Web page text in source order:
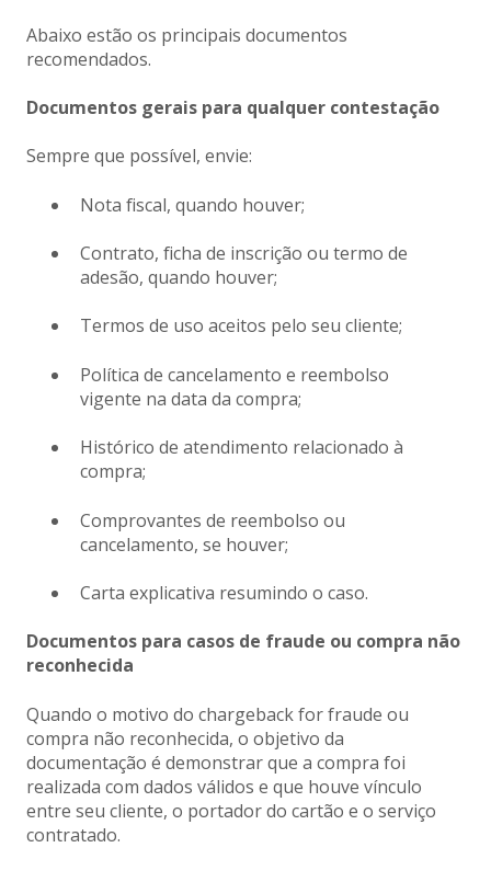
Abaixo estão os principais documentos
recomendados.
Documentos gerais para qualquer contestação
Sempre que possível, envie:
Nota fiscal, quando houver;
Contrato, ficha de inscrição ou termo de
adesão, quando houver;
Termos de uso aceitos pelo seu cliente;
Política de cancelamento e reembolso
vigente na data da compra;
Histórico de atendimento relacionado à
compra;
Comprovantes de reembolso ou
cancelamento, se houver;
Carta explicativa resumindo o caso.
Documentos para casos de fraude ou compra não
reconhecida
Quando o motivo do chargeback for fraude ou
compra não reconhecida, o objetivo da
documentação é demonstrar que a compra foi
realizada com dados válidos e que houve vínculo
entre seu cliente, o portador do cartão e o serviço
contratado.